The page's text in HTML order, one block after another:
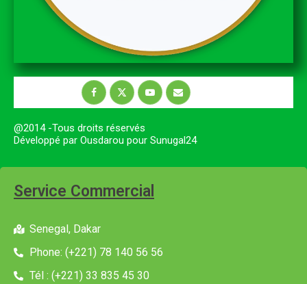
@2014 -Tous droits réservés
Développé par Ousdarou pour Sunugal24
Service Commercial
Senegal, Dakar
Phone: (+221) 78 140 56 56
Tél : (+221) 33 835 45 30